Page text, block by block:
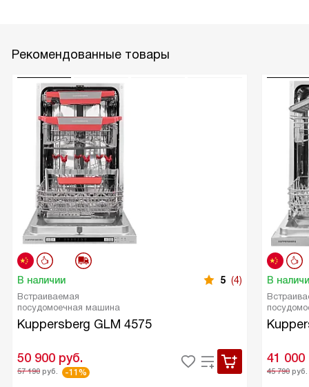
Рекомендованные товары
В наличии 5 (4)
Встраиваемая
посудомоечная машина
Kuppersberg GLM 4575
50 900 руб.
57 190 руб. -11%
В
41 000
45 790руб.